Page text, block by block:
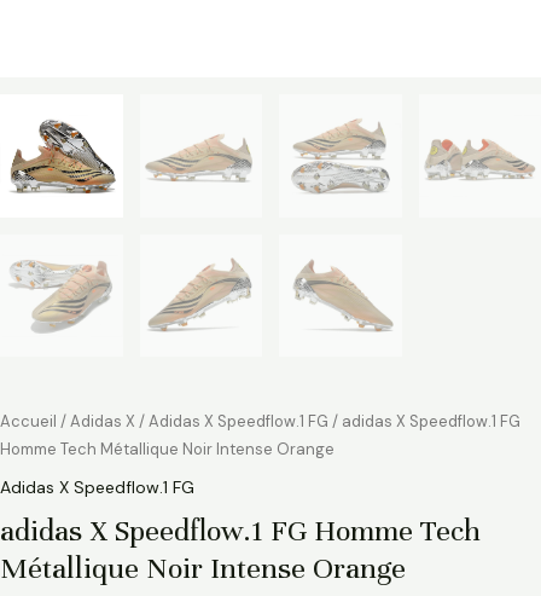
Accueil /Adidas X /Adidas X Speedflow.1 FG / adidas X Speedflow.1 FG
Homme Tech Métallique Noir Intense Orange
Adidas X Speedflow.1 FG
adidas X Speedflow.1 FG Homme Tech
Métallique Noir Intense Orange